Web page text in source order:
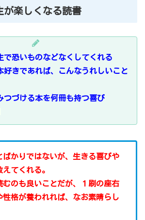
楽しくなる読書
で恐いものなどなくしてくれる
好きであれば、こんなうれしいこと
つづける本を何冊も持つ喜び
ばかりではないが、生きる喜びや
てくれる。
むのも良いことだが、１刷の座右
性格が養われれば、なお素晴らし